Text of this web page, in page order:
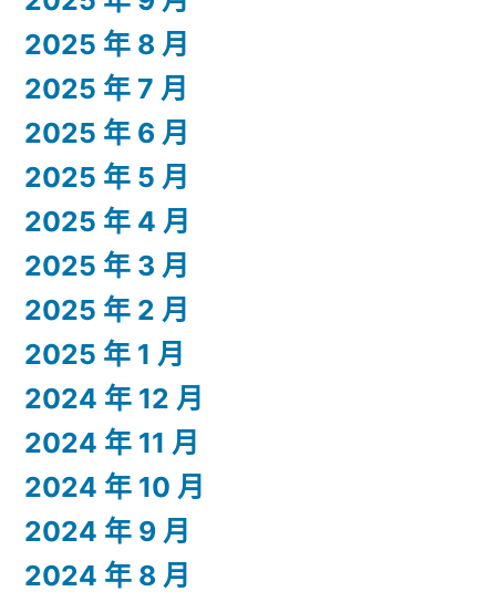
2025 年 8 月
2025 年 7 月
2025 年 6 月
2025 年 5 月
2025 年 4 月
2025 年 3 月
2025 年 2 月
2025 年 1 月
2024 年 12 月
2024 年 11 月
2024 年 10 月
2024 年 9 月
2024 年 8 月